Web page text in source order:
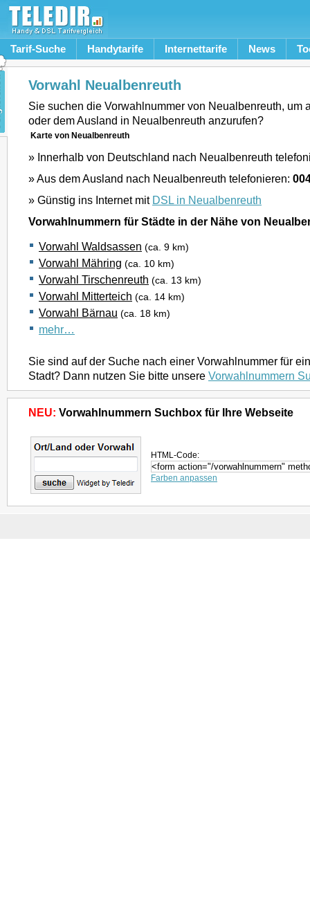
Tarif-Suche Handytarife Internettarife News
Vorwahl Neualbenreuth
Sie suchen die Vorwahlnummer von Neualbenreuth, um
oder dem Ausland in Neualbenreuth anzurufen?
Karte von Neualbenreuth
» Innerhalb von Deutschland nach Neualbenreuth
» Aus dem Ausland nach Neualbenreuth telefonieren:
» Günstig ins Internet mit DSL in Neualbenreuth
Vorwahlnummern für Städte in der Nähe von
Vorwahl Waldsassen (ca. 9 km)
Vorwahl Mähring (ca. 10 km)
Vorwahl Tirschenreuth (ca. 13 km)
Vorwahl Mitterteich (ca. 14 km)
Vorwahl Bärnau (ca. 18 km)
mehr…
Sie sind auf der Suche nach einer Vorwahlnummer für
Stadt? Dann nutzen Sie bitte unsere Vorwahlnummern
NEU: Vorwahlnummern Suchbox für Ihre Webseite
HTML-Code:
Farben anpassen